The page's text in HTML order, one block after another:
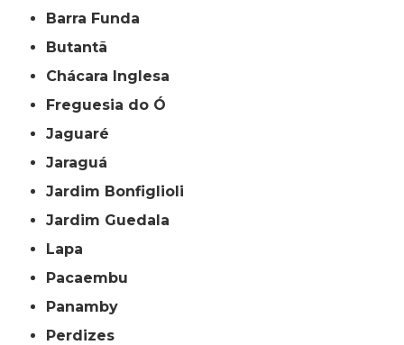
Barra Funda
Butantã
Chácara Inglesa
Freguesia do Ó
Jaguaré
Jaraguá
Jardim Bonfiglioli
Jardim Guedala
Lapa
Pacaembu
Panamby
Perdizes